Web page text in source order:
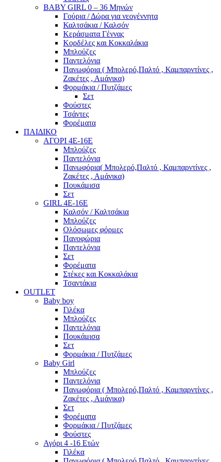
BABY GIRL 0 – 36 Μηνών
Γούρια / Δώρα για νεογέννητα
Καλτσάκια / Καλσόν
Κεράσματα Γέννας
Κορδέλες και Κοκκαλάκια
Μπλούζες
Παντελόνια
Πανωφόρια ( Μπολερό,Παλτό , Καμπαρντίνες ,
Ζακέτες , Αμάνικα)
Φορμάκια / Πυτζάμες
Σετ
Φούστες
Τσάντες
Φορέματα
ΠΑΙΔΙΚΟ
ΑΓΟΡΙ 4Ε-16Ε
Μπλούζες
Παντελόνια
Πανωφόρια( Μπολερό,Παλτό , Καμπαρντίνες ,
Ζακέτες , Αμάνικα)
Πουκάμισα
Σετ
GIRL 4Ε-16Ε
Καλσόν / Καλτσάκια
Μπλούζες
Ολόσωμες φόρμες
Πανοφώρια
Παντελόνια
Σετ
Φορέματα
Στέκες και Κοκκαλάκια
Τσαντάκια
OUTLET
Baby boy
Γιλέκα
Μπλούζες
Παντελόνια
Πουκάμισα
Σετ
Φορμάκια / Πυτζάμες
Baby Girl
Μπλούζες
Παντελόνια
Πανωφόρια ( Μπολερό,Παλτό , Καμπαρντίνες ,
Ζακέτες , Αμάνικα)
Σετ
Φορέματα
Φορμάκια / Πυτζάμες
Φούστες
Αγόρι 4 -16 Ετών
Γιλέκα